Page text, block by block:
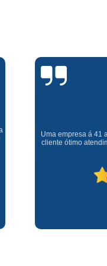
telefônico (q hj
técnico Sr Henrique
seca q minha